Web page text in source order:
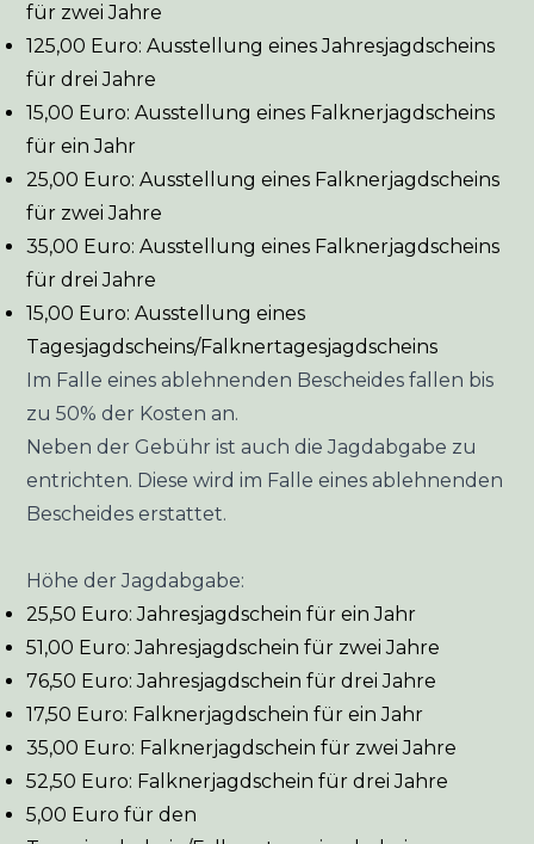
für zwei Jahre
125,00 Euro: Ausstellung eines Jahresjagdscheins
für drei Jahre
15,00 Euro: Ausstellung eines Falknerjagdscheins
für ein Jahr
25,00 Euro: Ausstellung eines Falknerjagdscheins
für zwei Jahre
35,00 Euro: Ausstellung eines Falknerjagdscheins
für drei Jahre
15,00 Euro: Ausstellung eines
Tagesjagdscheins/Falknertagesjagdscheins
Im Falle eines ablehnenden Bescheides fallen bis
zu 50% der Kosten an.
Neben der Gebühr ist auch die Jagdabgabe zu
entrichten. Diese wird im Falle eines ablehnenden
Bescheides erstattet.
Höhe der Jagdabgabe:
25,50 Euro: Jahresjagdschein für ein Jahr
51,00 Euro: Jahresjagdschein für zwei Jahre
76,50 Euro: Jahresjagdschein für drei Jahre
17,50 Euro: Falknerjagdschein für ein Jahr
35,00 Euro: Falknerjagdschein für zwei Jahre
52,50 Euro: Falknerjagdschein für drei Jahre
5,00 Euro für den